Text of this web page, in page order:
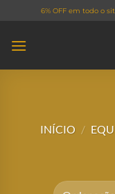
content
6% OFF em todo o
INÍCIO /